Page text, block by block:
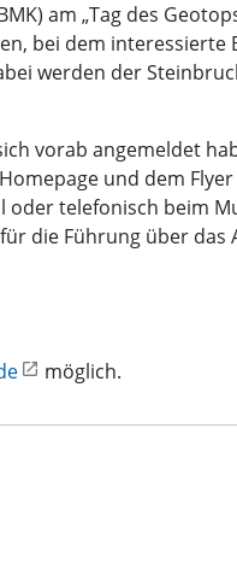
am „Tag des
bei dem interessierte
werden der
vorab angemeldet
und dem
telefonisch beim
die Führung über das
möglich.